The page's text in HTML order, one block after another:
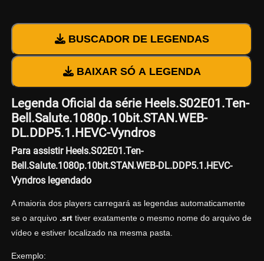
BUSCADOR DE LEGENDAS
BAIXAR SÓ A LEGENDA
Legenda Oficial da série Heels.S02E01.Ten-
Bell.Salute.1080p.10bit.STAN.WEB-
DL.DDP5.1.HEVC-Vyndros
Para assistir Heels.S02E01.Ten-
Bell.Salute.1080p.10bit.STAN.WEB-DL.DDP5.1.HEVC-
Vyndros legendado
A maioria dos players carregará as legendas automaticamente
se o arquivo .srttiver exatamente o mesmo nome do arquivo de
vídeo e estiver localizado na mesma pasta.
Exemplo: